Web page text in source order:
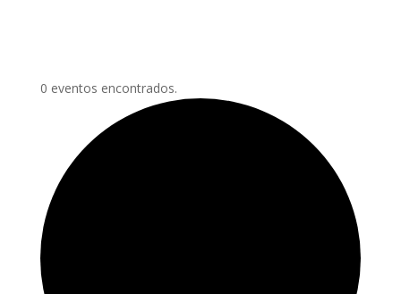
0 eventos encontrados.